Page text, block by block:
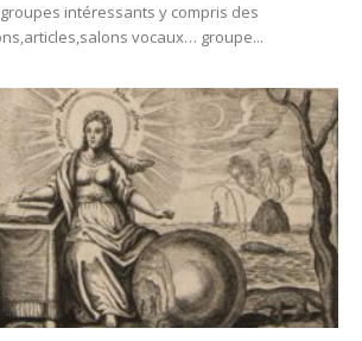
intéressants y compris des
vocaux… groupe...